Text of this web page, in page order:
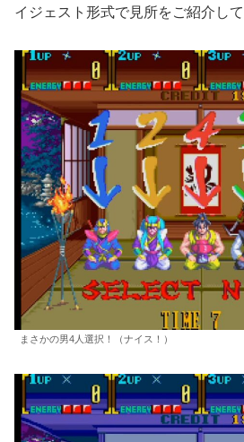
イジェスト形式で見所をご紹介して
まさかの男4人選択！（ナイス！）